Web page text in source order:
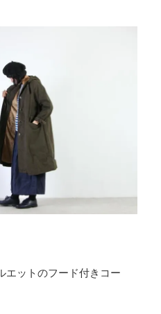
エットのフード付きコー